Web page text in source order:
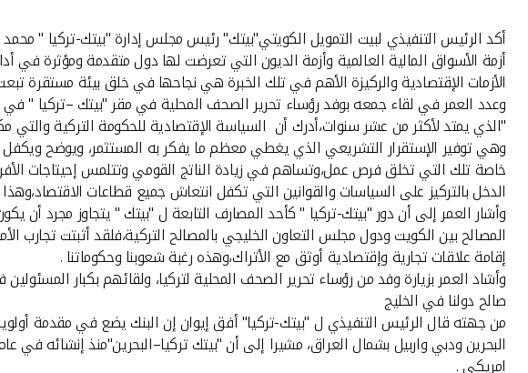
أكد الرئيس التنفيذي لبيت التمويل الكويتي"بيتك" رئيس مجلس إدارة "بيتك-تركيا "
أزمة الأسواق المالية العالمية وأزمة الديون التي تعرضت لها دول متقدمة ومؤثرة في
الأزمات الإقتصادية والركيزة الأهم في تلك الخبرة هي نجاحها في خلق بيئة مستقرة
وعدد العمر في لقاء جمعه بوفد رؤساء تحرير الصحف المحلية في مقر "بيتك –تركيا "
"الذي يمتد لأكثر من عشر سنوات،أدرك أن السياسة الإقتصادية للحكومة التركية والتي
وهي توفير الإستقرار التشريعي الذي يغطي معظم ما يفكر به المستثمر، ويوضح ويكفل
خاصة تلك التي تخلق فرص عمل،وتساهم في زيادة الناتج القومي وتتلمس إحيتاجات
الدخل بالتركيز على السياسات والقوانين التي تكفل انتعاش جميع قطاعات
وأشار العمر إلى أن دور "بيتك-تركيا " كأحد المصارف التابعة ل "بيتك " يتجاوز مجرد
المصالح بين الكويت ودول مجلس التعاون الخليجي بالمصالح التركية،فلقد أثبتت
إقامة علاقات تجارية وإقتصادية أوثق مع الأتراك،وهذه رغبة شعوبنا وحكوماتنا .
وأشاد العمر بزيارة وفد من رؤساء تحرير الصحف المحلية لتركيا، ولقائهم بكبار
صالح دولنا في الخليج
امريكى .